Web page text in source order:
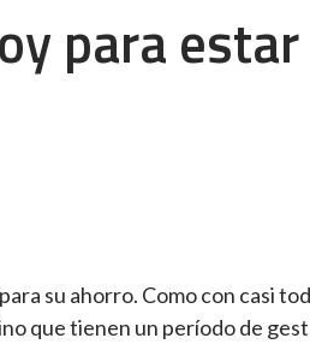
para
su ahorro. Como con casi
que tienen un período de